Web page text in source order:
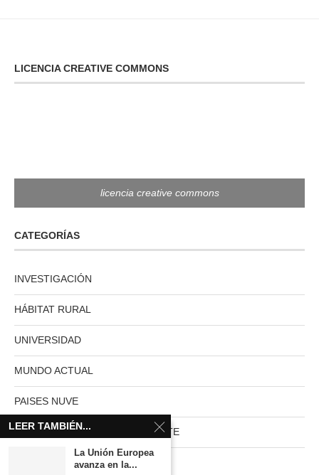
LICENCIA CREATIVE COMMONS
licencia creative commons
CATEGORÍAS
INVESTIGACIÓN
HÁBITAT RURAL
UNIVERSIDAD
MUNDO ACTUAL
PAISES NUVE
HABITAT RURAL AUTOSUFICIENTE
LEER TAMBIÉN...
La Unión Europea
avanza en la...